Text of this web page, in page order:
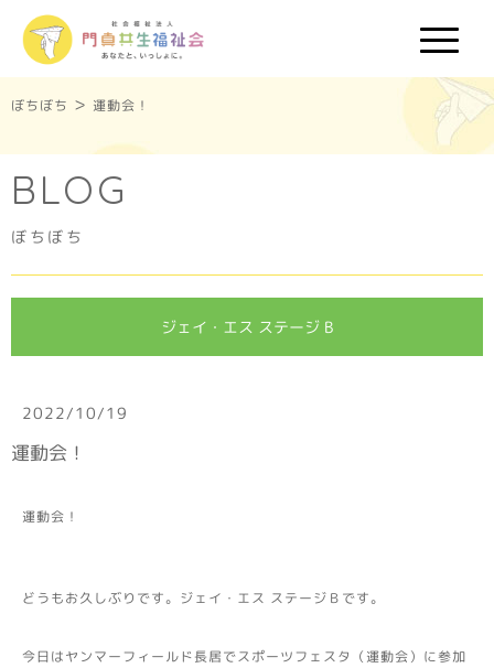
ぼちぼち > 運動会！
BLOG
ぼちぼち
ジェイ・エス ステージ B
2022/10/19
運動会！
運動会！
どうもお久しぶりです。ジェイ・エス ステージＢです。
今日はヤンマーフィールド長居でスポーツフェスタ（運動会）に参加